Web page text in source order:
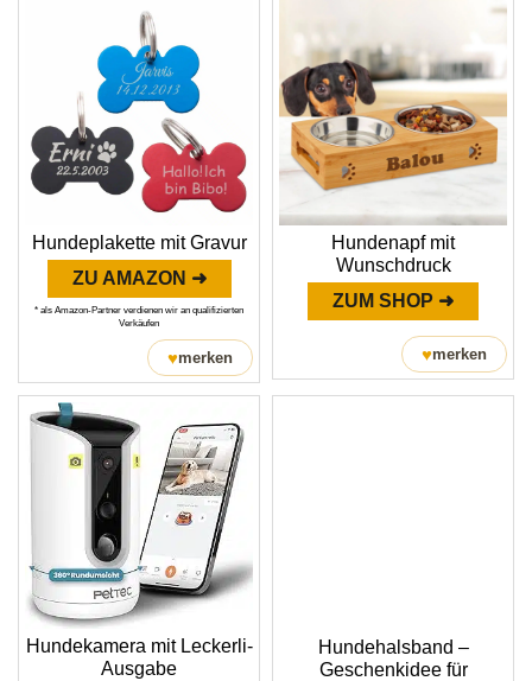
Hundeplakette mit Gravur
ZU AMAZON ➜
* als Amazon-Partner verdienen wir an qualifizierten
Verkäufen
♥merken
Hundenapf mit
Wunschdruck
ZUM SHOP ➜
♥merken
Hundekamera mit Leckerli-
Ausgabe
Hundehalsband –
Geschenkidee für